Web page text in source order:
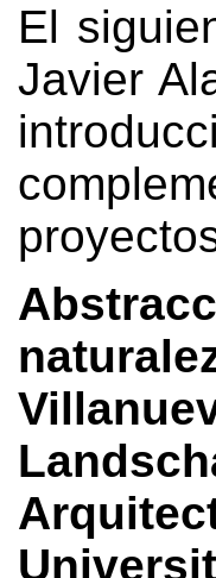
El
Javier